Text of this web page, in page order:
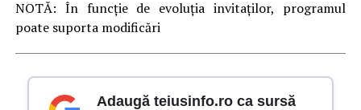
NOTĂ: În funcție de evoluția invitaților, programul
poate suporta modificări
Adaugă teiusinfo.ro ca sursă